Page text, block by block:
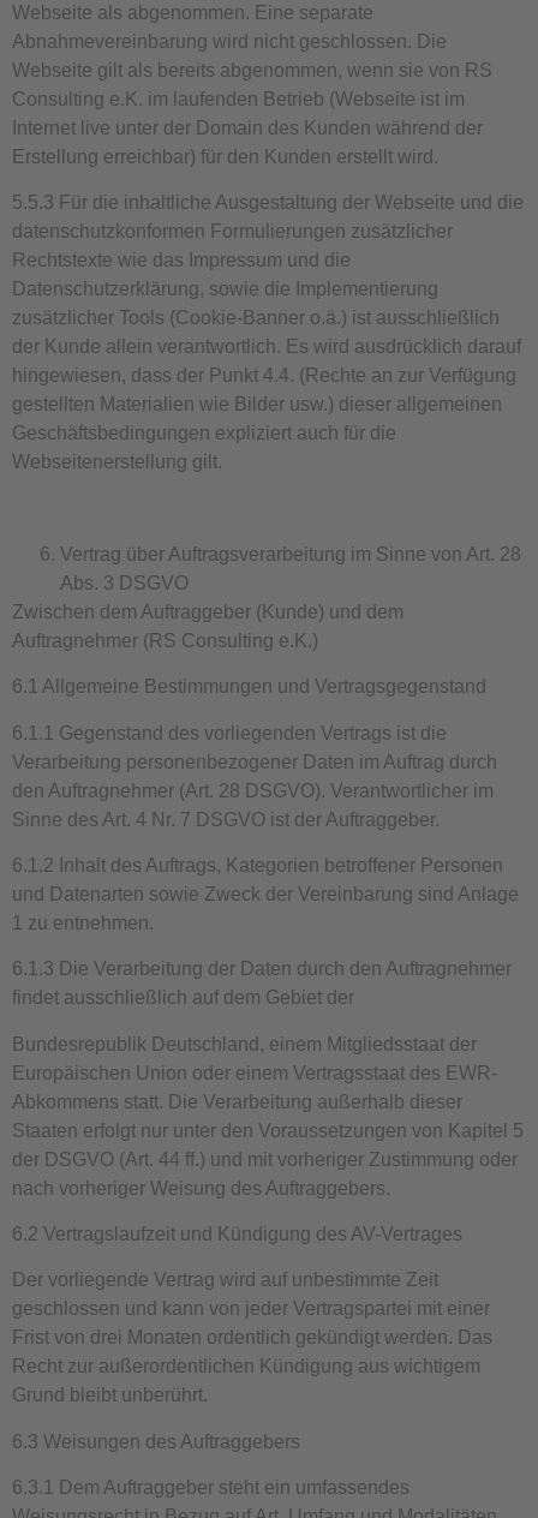
Webseite als abgenommen. Eine separate
Abnahmevereinbarung wird nicht geschlossen. Die
Webseite gilt als bereits abgenommen, wenn sie von RS
Consulting e.K. im laufenden Betrieb (Webseite ist im
Internet live unter der Domain des Kunden während der
Erstellung erreichbar) für den Kunden erstellt wird.
5.5.3 Für die inhaltliche Ausgestaltung der Webseite und die
datenschutzkonformen Formulierungen zusätzlicher
Rechtstexte wie das Impressum und die
Datenschutzerklärung, sowie die Implementierung
zusätzlicher Tools (Cookie-Banner o.ä.) ist ausschließlich
der Kunde allein verantwortlich. Es wird ausdrücklich darauf
hingewiesen, dass der Punkt 4.4. (Rechte an zur Verfügung
gestellten Materialien wie Bilder usw.) dieser allgemeinen
Geschäftsbedingungen expliziert auch für die
Webseitenerstellung gilt.
Vertrag über Auftragsverarbeitung im Sinne von Art. 28
Abs. 3 DSGVO
Zwischen dem Auftraggeber (Kunde) und dem
Auftragnehmer (RS Consulting e.K.)
6.1 Allgemeine Bestimmungen und Vertragsgegenstand
6.1.1 Gegenstand des vorliegenden Vertrags ist die
Verarbeitung personenbezogener Daten im Auftrag durch
den Auftragnehmer (Art. 28 DSGVO). Verantwortlicher im
Sinne des Art. 4 Nr. 7 DSGVO ist der Auftraggeber.
6.1.2 Inhalt des Auftrags, Kategorien betroffener Personen
und Datenarten sowie Zweck der Vereinbarung sind Anlage
1 zu entnehmen.
6.1.3 Die Verarbeitung der Daten durch den Auftragnehmer
findet ausschließlich auf dem Gebiet der
Bundesrepublik Deutschland, einem Mitgliedsstaat der
Europäischen Union oder einem Vertragsstaat des EWR-
Abkommens statt. Die Verarbeitung außerhalb dieser
Staaten erfolgt nur unter den Voraussetzungen von Kapitel 5
der DSGVO (Art. 44 ff.) und mit vorheriger Zustimmung oder
nach vorheriger Weisung des Auftraggebers.
6.2 Vertragslaufzeit und Kündigung des AV-Vertrages
Der vorliegende Vertrag wird auf unbestimmte Zeit
geschlossen und kann von jeder Vertragspartei mit einer
Frist von drei Monaten ordentlich gekündigt werden. Das
Recht zur außerordentlichen Kündigung aus wichtigem
Grund bleibt unberührt.
6.3 Weisungen des Auftraggebers
6.3.1 Dem Auftraggeber steht ein umfassendes